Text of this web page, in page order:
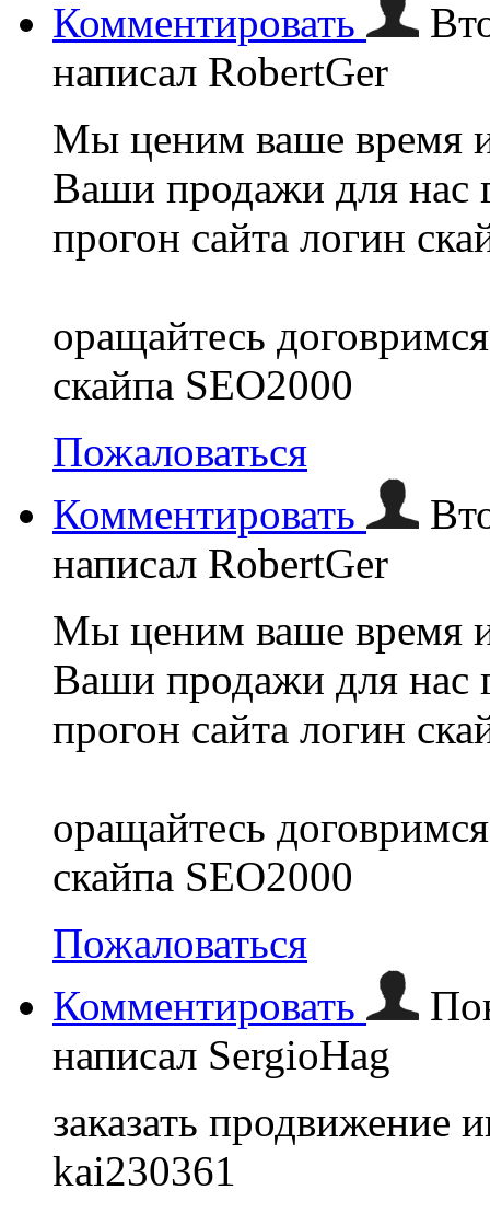
Комментировать
написал RobertGer
Мы ценим ваше время
Ваши продажи для нас
прогон сайта логин
оращайтесь
скайпа SEO2000
Пожаловаться
Комментировать
написал RobertGer
Мы ценим ваше время
Ваши продажи для нас
прогон сайта логин
оращайтесь
скайпа SEO2000
Пожаловаться
Комментировать
написал SergioHag
заказать продвижение
kai230361